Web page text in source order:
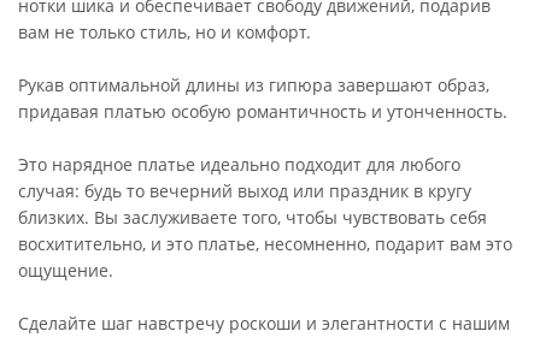
нотки шика и обеспечивает свободу движений, подарив
вам не только стиль, но и комфорт.
Рукав оптимальной длины из гипюра завершают образ,
придавая платью особую романтичность и утонченность.
Это нарядное платье идеально подходит для любого
случая: будь то вечерний выход или праздник в кругу
близких. Вы заслуживаете того, чтобы чувствовать себя
восхитительно, и это платье, несомненно, подарит вам это
ощущение.
Сделайте шаг навстречу роскоши и элегантности с нашим